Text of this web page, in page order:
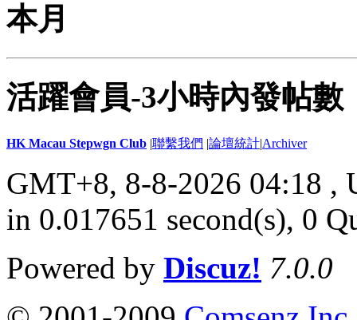
本月
活躍會員-3小時內發帖數
HK Macau Stepwgn Club 聯繫我們 論壇統計Archiver
GMT+8, 8-8-2026 04:18 ,
in 0.017651 second(s), 0
Powered by Discuz! 7.0.0